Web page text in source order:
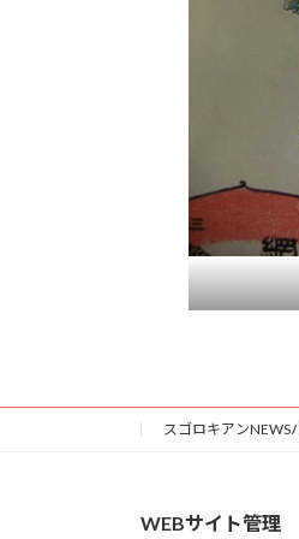
スゴロキアンNEWS
WEBサイト管理